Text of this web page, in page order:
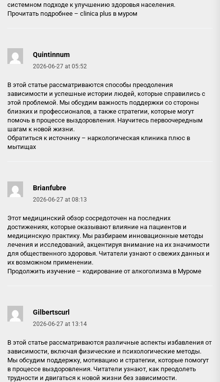
системном подходе к улучшению здоровья населения.
Прочитать подробнее – clinica plus в муром
Quintinnum
2026-06-27 at 05:52
В этой статье рассматриваются способы преодоления
зависимости и успешные истории людей, которые справились с
этой проблемой. Мы обсудим важность поддержки со стороны
близких и профессионалов, а также стратегии, которые могут
помочь в процессе выздоровления. Научитесь первоочередным
шагам к новой жизни.
Обратиться к источнику – наркологическая клиника плюс в
мытищах
Brianfubre
2026-06-27 at 08:13
Этот медицинский обзор сосредоточен на последних
достижениях, которые оказывают влияние на пациентов и
медицинскую практику. Мы разбираем инновационные методы
лечения и исследований, акцентируя внимание на их значимости
для общественного здоровья. Читатели узнают о свежих данных и
их возможном применении.
Продолжить изучение – кодирование от алкоголизма в Муроме
Gilbertscurl
2026-06-27 at 13:14
В этой статье рассматриваются различные аспекты избавления от
зависимости, включая физические и психологические методы.
Мы обсудим поддержку, мотивацию и стратегии, которые помогут
в процессе выздоровления. Читатели узнают, как преодолеть
трудности и двигаться к новой жизни без зависимости.